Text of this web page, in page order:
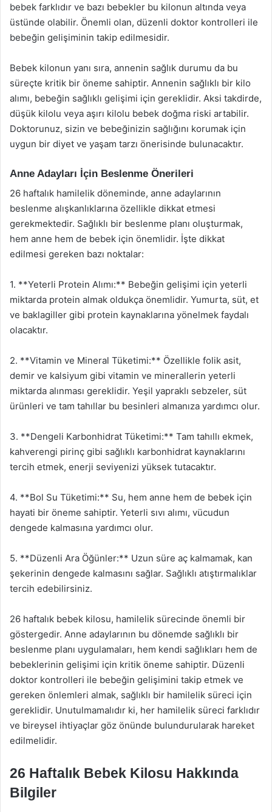
bebek farklıdır ve bazı bebekler bu kilonun altında veya
üstünde olabilir. Önemli olan, düzenli doktor kontrolleri ile
bebeğin gelişiminin takip edilmesidir.
Bebek kilonun yanı sıra, annenin sağlık durumu da bu
süreçte kritik bir öneme sahiptir. Annenin sağlıklı bir kilo
alımı, bebeğin sağlıklı gelişimi için gereklidir. Aksi takdirde,
düşük kilolu veya aşırı kilolu bebek doğma riski artabilir.
Doktorunuz, sizin ve bebeğinizin sağlığını korumak için
uygun bir diyet ve yaşam tarzı önerisinde bulunacaktır.
Anne Adayları İçin Beslenme Önerileri
26 haftalık hamilelik döneminde, anne adaylarının
beslenme alışkanlıklarına özellikle dikkat etmesi
gerekmektedir. Sağlıklı bir beslenme planı oluşturmak,
hem anne hem de bebek için önemlidir. İşte dikkat
edilmesi gereken bazı noktalar:
1. **Yeterli Protein Alımı:** Bebeğin gelişimi için yeterli
miktarda protein almak oldukça önemlidir. Yumurta, süt, et
ve baklagiller gibi protein kaynaklarına yönelmek faydalı
olacaktır.
2. **Vitamin ve Mineral Tüketimi:** Özellikle folik asit,
demir ve kalsiyum gibi vitamin ve minerallerin yeterli
miktarda alınması gereklidir. Yeşil yapraklı sebzeler, süt
ürünleri ve tam tahıllar bu besinleri almanıza yardımcı olur.
3. **Dengeli Karbonhidrat Tüketimi:** Tam tahıllı ekmek,
kahverengi pirinç gibi sağlıklı karbonhidrat kaynaklarını
tercih etmek, enerji seviyenizi yüksek tutacaktır.
4. **Bol Su Tüketimi:** Su, hem anne hem de bebek için
hayati bir öneme sahiptir. Yeterli sıvı alımı, vücudun
dengede kalmasına yardımcı olur.
5. **Düzenli Ara Öğünler:** Uzun süre aç kalmamak, kan
şekerinin dengede kalmasını sağlar. Sağlıklı atıştırmalıklar
tercih edebilirsiniz.
26 haftalık bebek kilosu, hamilelik sürecinde önemli bir
göstergedir. Anne adaylarının bu dönemde sağlıklı bir
beslenme planı uygulamaları, hem kendi sağlıkları hem de
bebeklerinin gelişimi için kritik öneme sahiptir. Düzenli
doktor kontrolleri ile bebeğin gelişimini takip etmek ve
gereken önlemleri almak, sağlıklı bir hamilelik süreci için
gereklidir. Unutulmamalıdır ki, her hamilelik süreci farklıdır
ve bireysel ihtiyaçlar göz önünde bulundurularak hareket
edilmelidir.
26 Haftalık Bebek Kilosu Hakkında
Bilgiler